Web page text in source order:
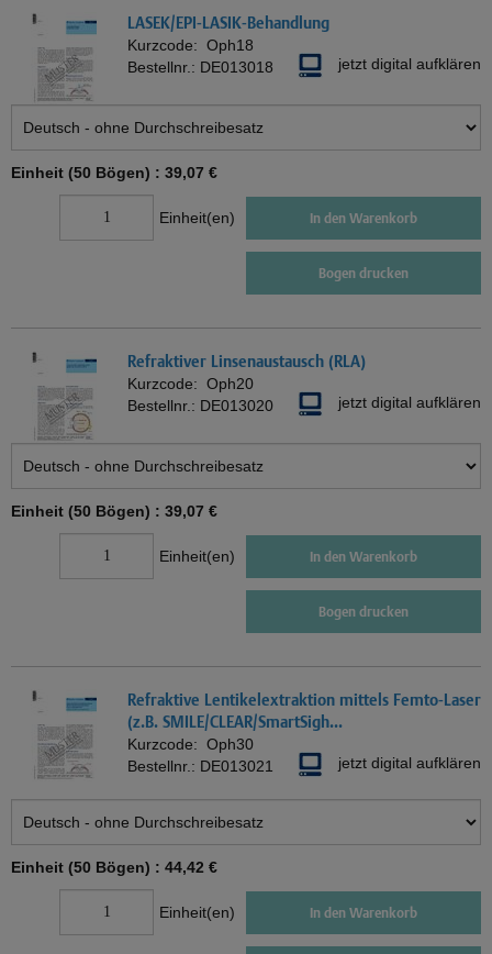
LASEK/EPI-LASIK-Behandlung
Kurzcode: Oph18
Bestellnr.: DE013018 jetzt digital aufklären
Einheit (50 Bögen) : 39,07 €
Einheit(en) In den Warenkorb
Bogen drucken
Refraktiver Linsenaustausch (RLA)
Kurzcode: Oph20
Bestellnr.: DE013020 jetzt digital aufklären
Einheit (50 Bögen) : 39,07 €
Einheit(en) In den Warenkorb
Bogen drucken
Refraktive Lentikelextraktion mittels Femto-Laser
(z.B. SMILE/CLEAR/SmartSigh...
Kurzcode: Oph30
Bestellnr.: DE013021 jetzt digital aufklären
Einheit (50 Bögen) : 44,42 €
Einheit(en) In den Warenkorb